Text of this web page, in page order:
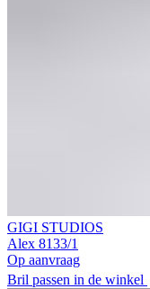
GIGI STUDIOS
Alex 8133/1
Op aanvraag
Bril passen in de winkel